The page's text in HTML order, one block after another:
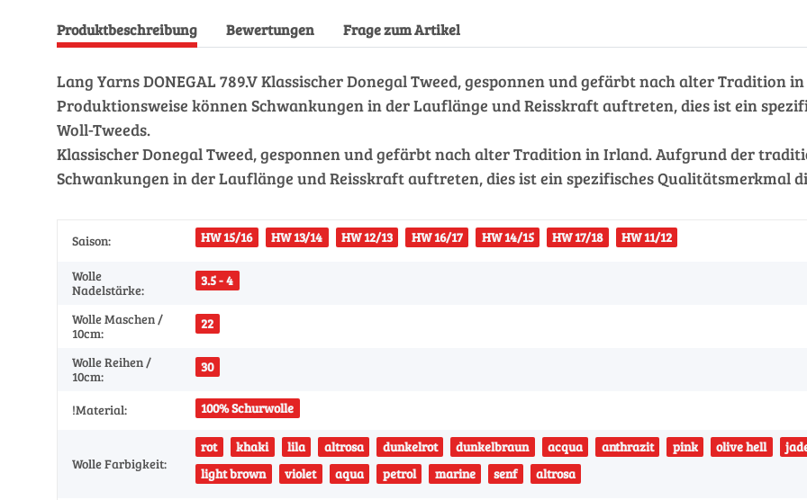
Produktbeschreibung Bewertungen Frage zum Artikel
Lang Yarns DONEGAL 789.V Klassischer Donegal Tweed, gesponnen und gefärbt nach alter
Produktionsweise können Schwankungen in der Lauflänge und Reisskraft auftreten, dies ist ein
Woll-Tweeds.
Klassischer Donegal Tweed, gesponnen und gefärbt nach alter Tradition in Irland. Aufgrund der
Schwankungen in der Lauflänge und Reisskraft auftreten, dies ist ein spezifisches Qualitätsmerkmal
Saison: HW 15/16 HW 13/14 HW 12/13 HW 16/17 HW 14/15 HW 17/18 HW 11/12
Wolle
Nadelstärke:
3.5 - 4
Wolle Maschen /
10cm:
22
Wolle Reihen /
10cm:
30
!Material: 100% Schurwolle
Wolle Farbigkeit:
rot khaki lila altrosa dunkelrot dunkelbraun acqua anthrazit pink olive hell
light brown
violet aqua petrol marine senf altrosa